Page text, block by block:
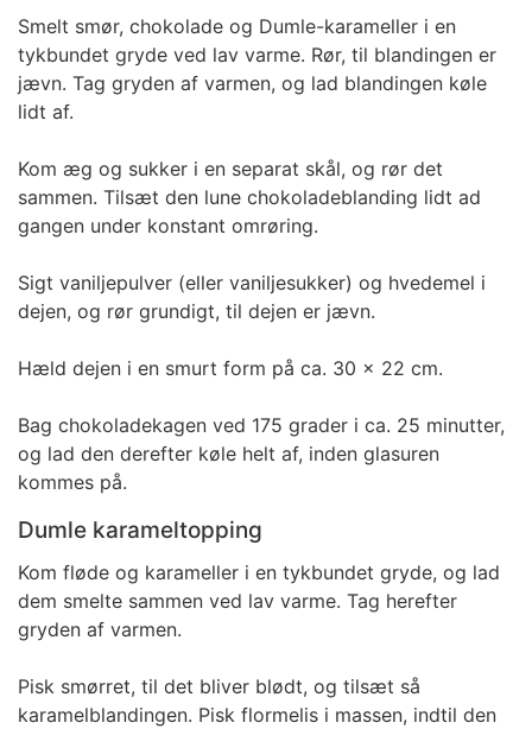
Smelt smør, chokolade og Dumle-karameller i en
tykbundet gryde ved lav varme. Rør, til blandingen er
jævn. Tag gryden af varmen, og lad blandingen køle
lidt af.
Kom æg og sukker i en separat skål, og rør det
sammen. Tilsæt den lune chokoladeblanding lidt ad
gangen under konstant omrøring.
Sigt vaniljepulver (eller vaniljesukker) og hvedemel i
dejen, og rør grundigt, til dejen er jævn.
Hæld dejen i en smurt form på ca. 30 x 22 cm.
Bag chokoladekagen ved 175 grader i ca. 25 minutter,
og lad den derefter køle helt af, inden glasuren
kommes på.
Dumle karameltopping
Kom fløde og karameller i en tykbundet gryde, og lad
dem smelte sammen ved lav varme. Tag herefter
gryden af varmen.
Pisk smørret, til det bliver blødt, og tilsæt så
karamelblandingen. Pisk flormelis i massen, indtil den